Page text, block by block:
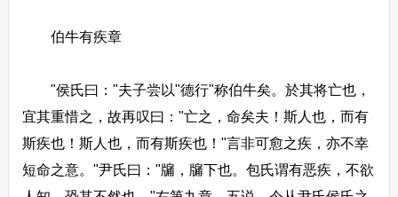
伯牛有疾章
"侯氏曰："夫子尝以"德行"称伯牛矣。於其将亡也，
宜其重惜之，故再叹曰："亡之，命矣夫！斯人也，而有
斯疾也！斯人也，而有斯疾也！"言非可愈之疾，亦不幸
短命之意。"尹氏曰："牖，牖下也。包氏谓有恶疾，不欲